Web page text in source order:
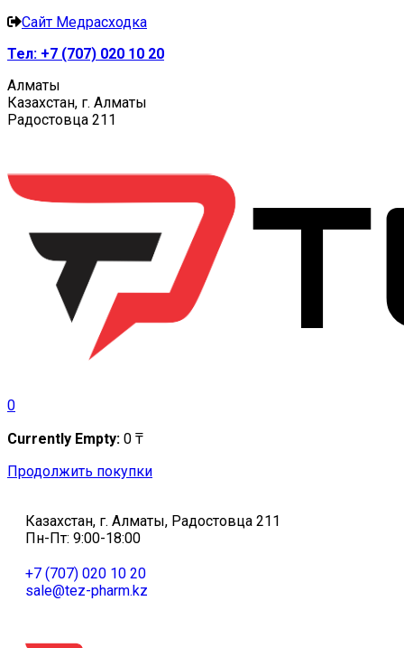
Сайт Медрасходка
Тел: +7 (707) 020 10 20
Алматы
Казахстан, г. Алматы
Радостовца 211
0
Currently Empty: 0 ₸
Продолжить покупки
Казахстан, г. Алматы, Радостовца 211
Пн-Пт: 9:00-18:00
+7 (707) 020 10 20
sale@tez-pharm.kz